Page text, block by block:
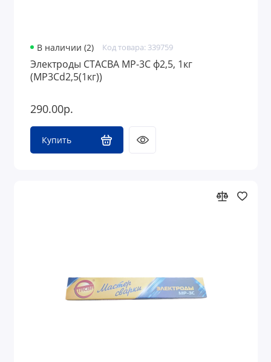
В наличии (2) Код товара: 339759
Электроды СТАСВА МР-3С ф2,5, 1кг
(МР3Сd2,5(1кг))
290.00р.
Купить